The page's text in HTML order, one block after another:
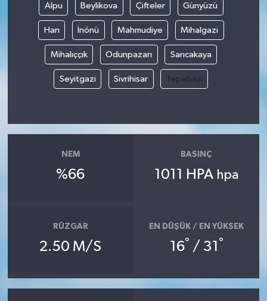
Alpu Beylikova Çifteler Günyüzü
Han İnönü Mahmudiye Mihalgazi
Mihalıççık Odunpazarı Sarıcakaya
Seyitgazi Sivrihisar Tepebaşı
NEM
%66
BASINÇ
1011 HPA hpa
RÜZGAR
2.50 M/S
EN DÜŞÜK / EN YÜKSEK
16° / 31 °